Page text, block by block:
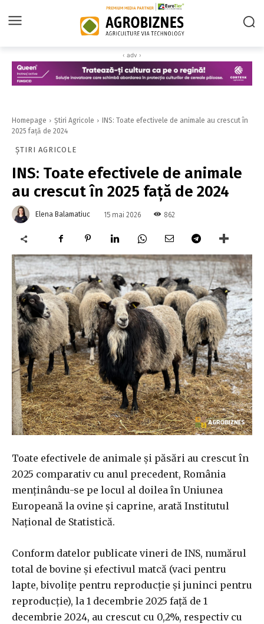
‹ adv ›
Homepage Știri Agricole
INS: Toate efectivele de animale au crescut în
2025 faţă de 2024
ȘTIRI AGRICOLE
INS: Toate efectivele de animale
au crescut în 2025 faţă de 2024
Elena Balamatiuc 15 mai 2026 862
Toate efectivele de animale şi păsări au crescut în
2025 comparativ cu anul precedent, România
menţinându-se pe locul al doilea în Uniunea
Europeană la ovine şi caprine, arată Institutul
Naţional de Statistică.
Conform datelor publicate vineri de INS, numărul
total de bovine şi efectivul matcă (vaci pentru
lapte, bivoliţe pentru reproducţie şi juninci pentru
reproducţie), la 1 decembrie 2025 faţă de 1
decembrie 2024, au crescut cu 0,2%, respectiv cu